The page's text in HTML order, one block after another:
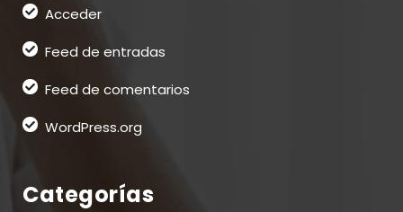
Acceder
Feed de entradas
Feed de comentarios
WordPress.org
Categorías